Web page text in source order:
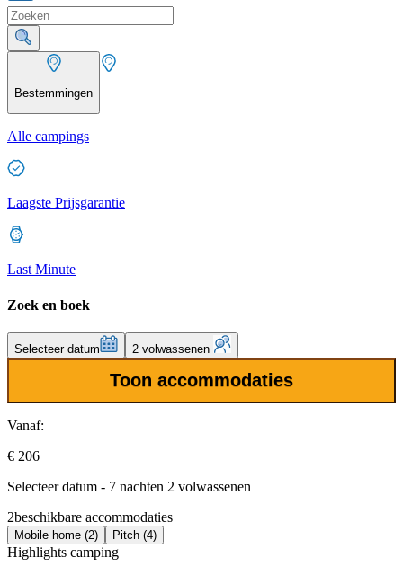
Bestemmingen
Alle campings
Laagste Prijsgarantie
Last Minute
Zoek en boek
Selecteer datum 2 volwassenen
Toon accommodaties
Vanaf:
€ 206
Selecteer datum - 7 nachten 2 volwassenen
2beschikbare accommodaties
Mobile home (2) Pitch (4)
Highlights camping